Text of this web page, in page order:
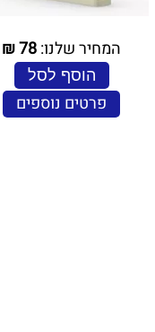
המחיר שלנו:78
₪
הוסף לסל
פרטים נוספים